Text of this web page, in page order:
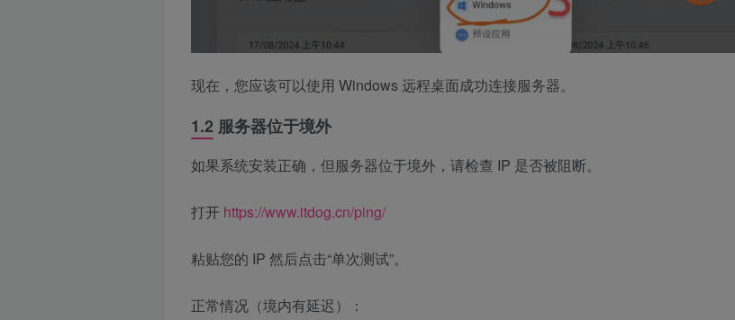
现在，您应该可以使用 Windows 远程桌面成功连接服务器。
1.2 服务器位于境外
如果系统安装正确，但服务器位于境外，请检查 IP 是否被阻断。
打开 https://www.itdog.cn/ping/
粘贴您的 IP 然后点击“单次测试”。
正常情况（境内有延迟）：